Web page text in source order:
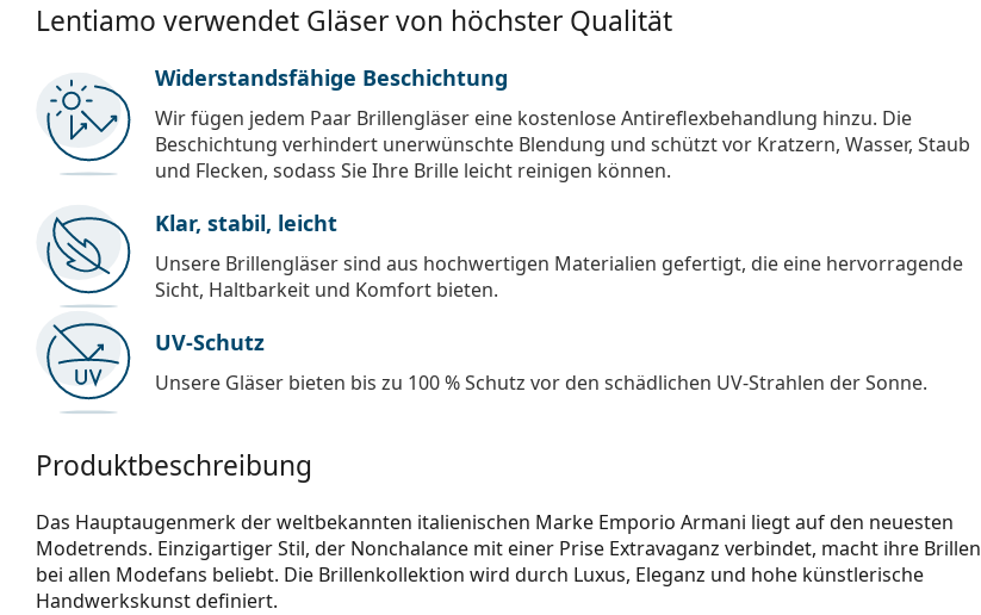
Lentiamo verwendet Gläser von höchster Qualität
Widerstandsfähige Beschichtung
Wir fügen jedem Paar Brillengläser eine kostenlose Antireflexbehandlung hinzu. Die
Beschichtung verhindert unerwünschte Blendung und schützt vor Kratzern, Wasser, Staub
und Flecken, sodass Sie Ihre Brille leicht reinigen können.
Klar, stabil, leicht
Unsere Brillengläser sind aus hochwertigen Materialien gefertigt, die eine hervorragende
Sicht, Haltbarkeit und Komfort bieten.
UV-Schutz
Unsere Gläser bieten bis zu 100 % Schutz vor den schädlichen UV-Strahlen der Sonne.
Produktbeschreibung
Das Hauptaugenmerk der weltbekannten italienischen Marke Emporio Armani liegt auf den neuesten
Modetrends. Einzigartiger Stil, der Nonchalance mit einer Prise Extravaganz verbindet, macht ihre Brillen
bei allen Modefans beliebt. Die Brillenkollektion wird durch Luxus, Eleganz und hohe künstlerische
Handwerkskunst definiert.